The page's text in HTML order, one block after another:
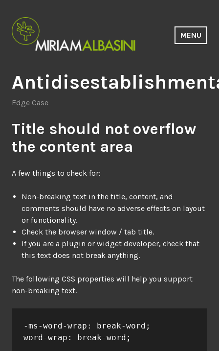
contenido
Estudio Miriam Albasini
MENU
Edge Case
Title should not overflow
the content area
A few things to check for:
Non-breaking text in the title, content, and
comments should have no adverse effects on layout
or functionality.
Check the browser window / tab title.
If you are a plugin or widget developer, check that
this text does not break anything.
The following CSS properties will help you support
non-breaking text.
-ms-word-wrap: break-word;
word-wrap: break-word;